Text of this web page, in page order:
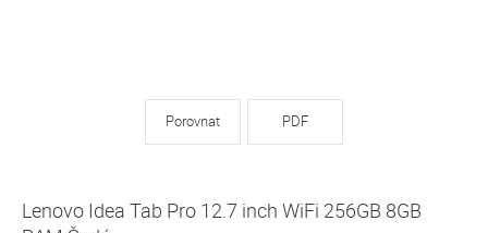
Porovnat PDF
Lenovo Idea Tab Pro 12.7 inch WiFi 256GB 8GB